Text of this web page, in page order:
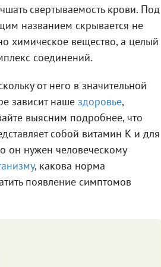
свертываемость крови. Под
названием скрывается не
химическое вещество, а целый
соединений.
от него в значительной
зависит наше здоровье,
выясним подробнее, что
собой витамин К и для
он нужен человеческому
, какова норма
появление симптомов